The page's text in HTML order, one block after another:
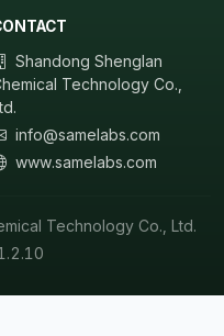
Shandong Shenglan
Technology Co.,
info@samelabs.com
www.samelabs.com
Technology Co., Ltd.